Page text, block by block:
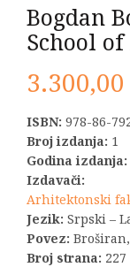
Bogdan
School
3.300,00
ISBN: 978-86-
Broj izdanja: 1
Godina izdanja:
Izdavači:
Arhitektonski
Jezik: Srpski –
Povez:
Broj strana: 227